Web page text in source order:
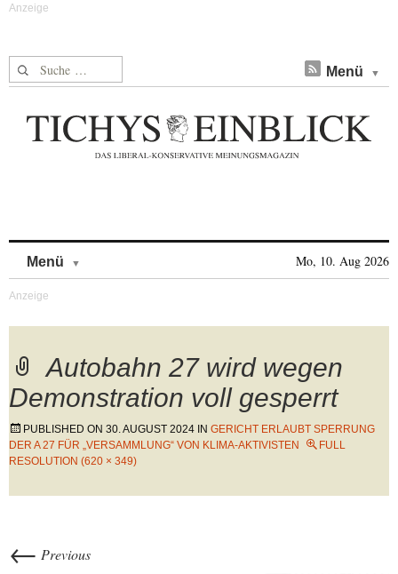
Suche nach: Menü
Menü Mo, 10. Aug 2026
Autobahn 27 wird wegen
Demonstration voll gesperrt
PUBLISHED ON 30. AUGUST 2024 IN GERICHT ERLAUBT SPERRUNG
DER A 27 FÜR „VERSAMMLUNG“ VON KLIMA-AKTIVISTEN
FULL
RESOLUTION (620 × 349)
← Previous